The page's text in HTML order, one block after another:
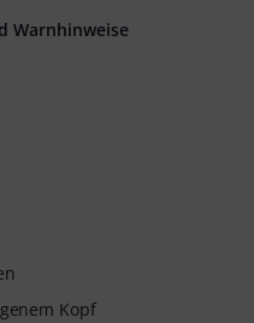
Kopf
Warnhinweise